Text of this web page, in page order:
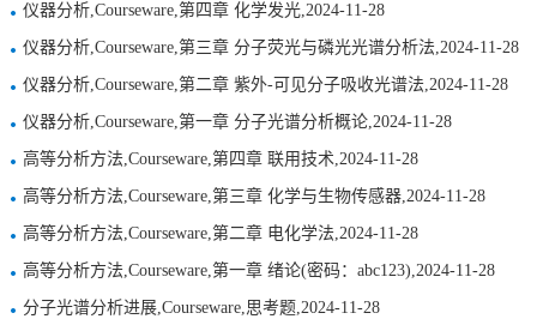
仪器分析,Courseware,第四章 化学发光,2024-11-28
仪器分析,Courseware,第三章 分子荧光与磷光光谱分析法,2024-11-28
仪器分析,Courseware,第二章 紫外-可见分子吸收光谱法,2024-11-28
仪器分析,Courseware,第一章 分子光谱分析概论,2024-11-28
高等分析方法,Courseware,第四章 联用技术,2024-11-28
高等分析方法,Courseware,第三章 化学与生物传感器,2024-11-28
高等分析方法,Courseware,第二章 电化学法,2024-11-28
高等分析方法,Courseware,第一章 绪论(密码：abc123),2024-11-28
分子光谱分析进展,Courseware,思考题,2024-11-28